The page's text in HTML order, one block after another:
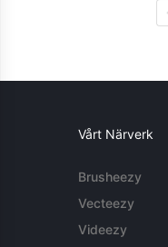
Vårt Närverk
Brusheezy
Vecteezy
Videezy